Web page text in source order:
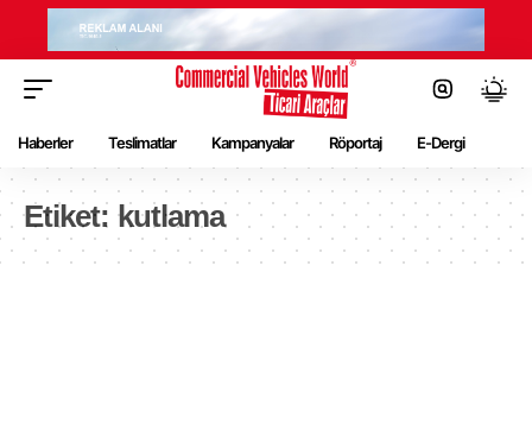
Haberler Teslimatlar Kampanyalar Röportaj E-Dergi
Etiket: kutlama